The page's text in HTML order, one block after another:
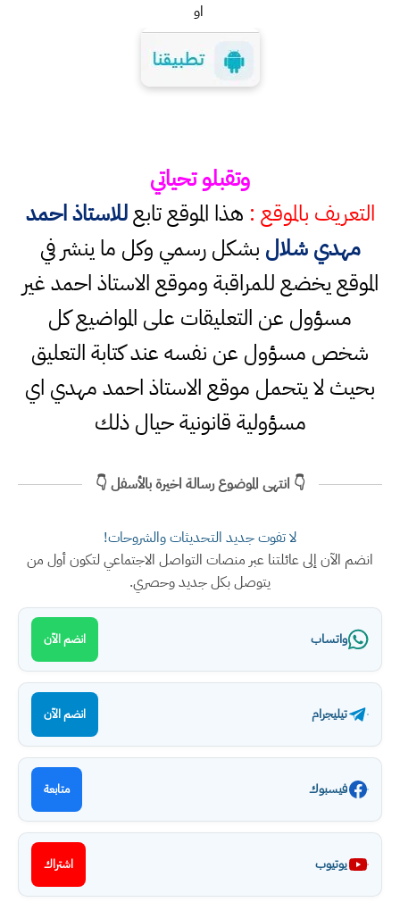
او
وتقبلو تحياتي
التعريف بالموقع : هذا الموقع تابعللاستاذ احمد
مهدي شلال بشكل رسمي وكل ما ينشر في
الموقع يخضع للمراقبة وموقع الاستاذ احمد غير
مسؤول عن التعليقات على المواضيع كل
شخص مسؤول عن نفسه عند كتابة التعليق
بحيث لا يتحمل موقع الاستاذ احمد مهدي اي
مسؤولية قانونية حيال ذلك
👇 انتهى الموضوع رسالة اخيرة بالأسفل 👇
لا تفوت جديد التحديثات والشروحات!
انضم الآن إلى عائلتنا عبر منصات التواصل الاجتماعي لتكون أول من
يتوصل بكل جديد وحصري.
واتساب انضم الآن
تيليجرام انضم الآن
فيسبوك متابعة
يوتيوب اشتراك